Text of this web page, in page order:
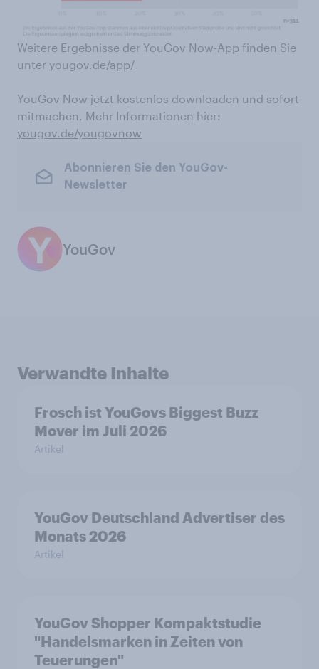
Weitere Ergebnisse der YouGov Now-App finden Sie
unter yougov.de/app/
YouGov Now jetzt kostenlos downloaden und sofort
mitmachen. Mehr Informationen hier:
yougov.de/yougovnow
Abonnieren Sie den YouGov-
Newsletter
YouGov
Verwandte Inhalte
Frosch ist YouGovs Biggest Buzz
Mover im Juli 2026
Artikel
YouGov Deutschland Advertiser des
Monats 2026
Artikel
YouGov Shopper Kompaktstudie
"Handelsmarken in Zeiten von
Teuerungen"